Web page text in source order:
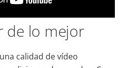
de lo mejor
calidad de vídeo